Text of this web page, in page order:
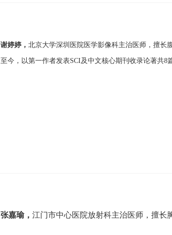
谢婷婷， 北京大学深圳医院医学影像科主治医师，擅长
至今，以第一作者发表SCI及中文核心期刊收录论著共8
张嘉瑜， 江门市中心医院放射科主治医师，擅长